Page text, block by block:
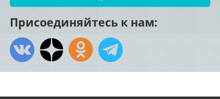
Присоединяйтесь к нам: